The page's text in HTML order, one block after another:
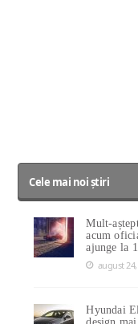
Cele mai noi știri
Mult-
acum
ajunge la
august
Hyundai